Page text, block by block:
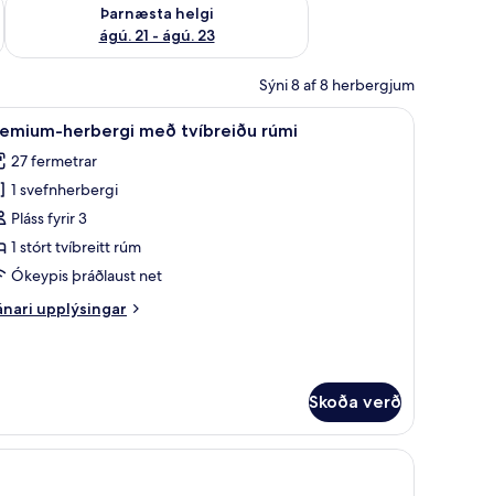
Þarnæsta helgi
ágú. 21 - ágú. 23
Sýni 8 af 8 herbergjum
úr egypskri bómull, rúmföt af bestu gerðPremium-herbergi með tvíbreiðu rúmi |
11 herbergi með tvíbreiðu rúmi
27 fermetrar
1 svefnherbergi
Pláss fyrir 3
1 stórt tvíbreitt rúm
Ókeypis þráðlaust net
upplýsingar
Skoða verð
bómull, rúmföt af bestu gerð